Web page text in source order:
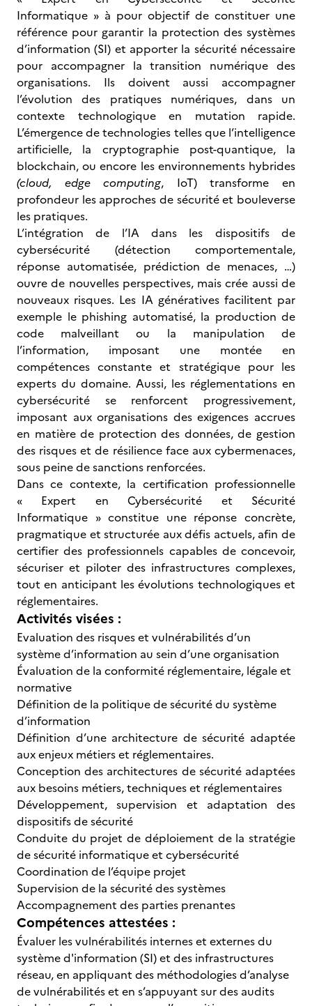
Informatique » à pour objectif de constituer une
référence pour garantir la protection des systèmes
d’information (SI) et apporter la sécurité nécessaire
pour accompagner la transition numérique des
organisations. Ils doivent aussi accompagner
l’évolution des pratiques numériques, dans un
contexte technologique en mutation rapide.
L’émergence de technologies telles que l’intelligence
artificielle, la cryptographie post-quantique, la
blockchain, ou encore les environnements hybrides
(cloud, edge computing, IoT) transforme en
profondeur les approches de sécurité et bouleverse
les pratiques.
L’intégration de l’IA dans les dispositifs de
cybersécurité (détection comportementale,
réponse automatisée, prédiction de menaces, …)
ouvre de nouvelles perspectives, mais crée aussi de
nouveaux risques. Les IA génératives facilitent par
exemple le phishing automatisé, la production de
code malveillant ou la manipulation de
l’information, imposant une montée en
compétences constante et stratégique pour les
experts du domaine. Aussi, les réglementations en
cybersécurité se renforcent progressivement,
imposant aux organisations des exigences accrues
en matière de protection des données, de gestion
des risques et de résilience face aux cybermenaces,
sous peine de sanctions renforcées.
Dans ce contexte, la certification professionnelle
« Expert en Cybersécurité et Sécurité
Informatique » constitue une réponse concrète,
pragmatique et structurée aux défis actuels, afin de
certifier des professionnels capables de concevoir,
sécuriser et piloter des infrastructures complexes,
tout en anticipant les évolutions technologiques et
réglementaires.
Activités visées :
Evaluation des risques et vulnérabilités d’un
système d’information au sein d’une organisation
Évaluation de la conformité réglementaire, légale et
normative
Définition de la politique de sécurité du système
d’information
Définition d’une architecture de sécurité adaptée
aux enjeux métiers et réglementaires.
Conception des architectures de sécurité adaptées
aux besoins métiers, techniques et réglementaires
Développement, supervision et adaptation des
dispositifs de sécurité
Conduite du projet de déploiement de la stratégie
de sécurité informatique et cybersécurité
Coordination de l’équipe projet
Supervision de la sécurité des systèmes
Accompagnement des parties prenantes
Compétences attestées :
Évaluer les vulnérabilités internes et externes du
système d'information (SI) et des infrastructures
réseau, en appliquant des méthodologies d’analyse
de vulnérabilités et en s’appuyant sur des audits